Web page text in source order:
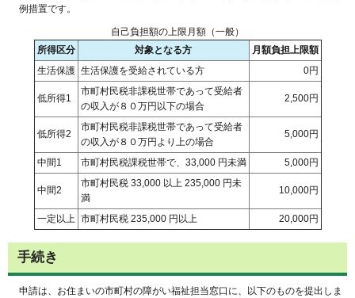
例措置です。
自己負担額の上限月額（一般）
所得区分
対象となる方
月額負担上限額
生活保護 生活保護を受給されている方 0円
低所得1
市町村民税非課税世帯であって受給者
の収入が８０万円以下の場合
2,500円
低所得2
市町村民税非課税世帯であって受給者
の収入が８０万円より上の場合
5,000円
中間1 市町村民税課税世帯で、33,000 円未満 5,000円
中間2
市町村民税 33,000 以上 235,000 円未
満
10,000円
一定以上 市町村民税 235,000 円以上 20,000円
手続き
申請は、お住まいの市町村の障がい福祉担当窓口に、以下のものを提出しま